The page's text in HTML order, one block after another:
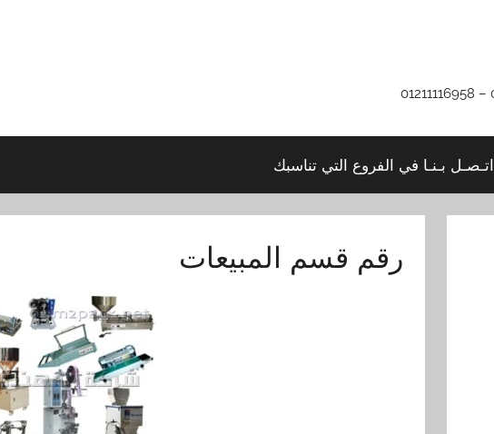
اتـصـل بـنـا في الفروع التي تناسبك
رقم قسم المبيعات